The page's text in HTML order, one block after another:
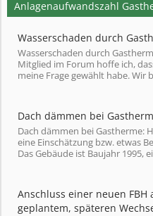
Anlagenaufwandszahl
Wasserschaden durch
Wasserschaden durch
Mitglied im Forum hoffe ich,
meine Frage gewählt habe. Wir
Dach dämmen bei
Dach dämmen bei Gastherme:
eine Einschätzung bzw. etwas
Das Gebäude ist Baujahr 1995,
Anschluss einer neuen
geplantem, späteren